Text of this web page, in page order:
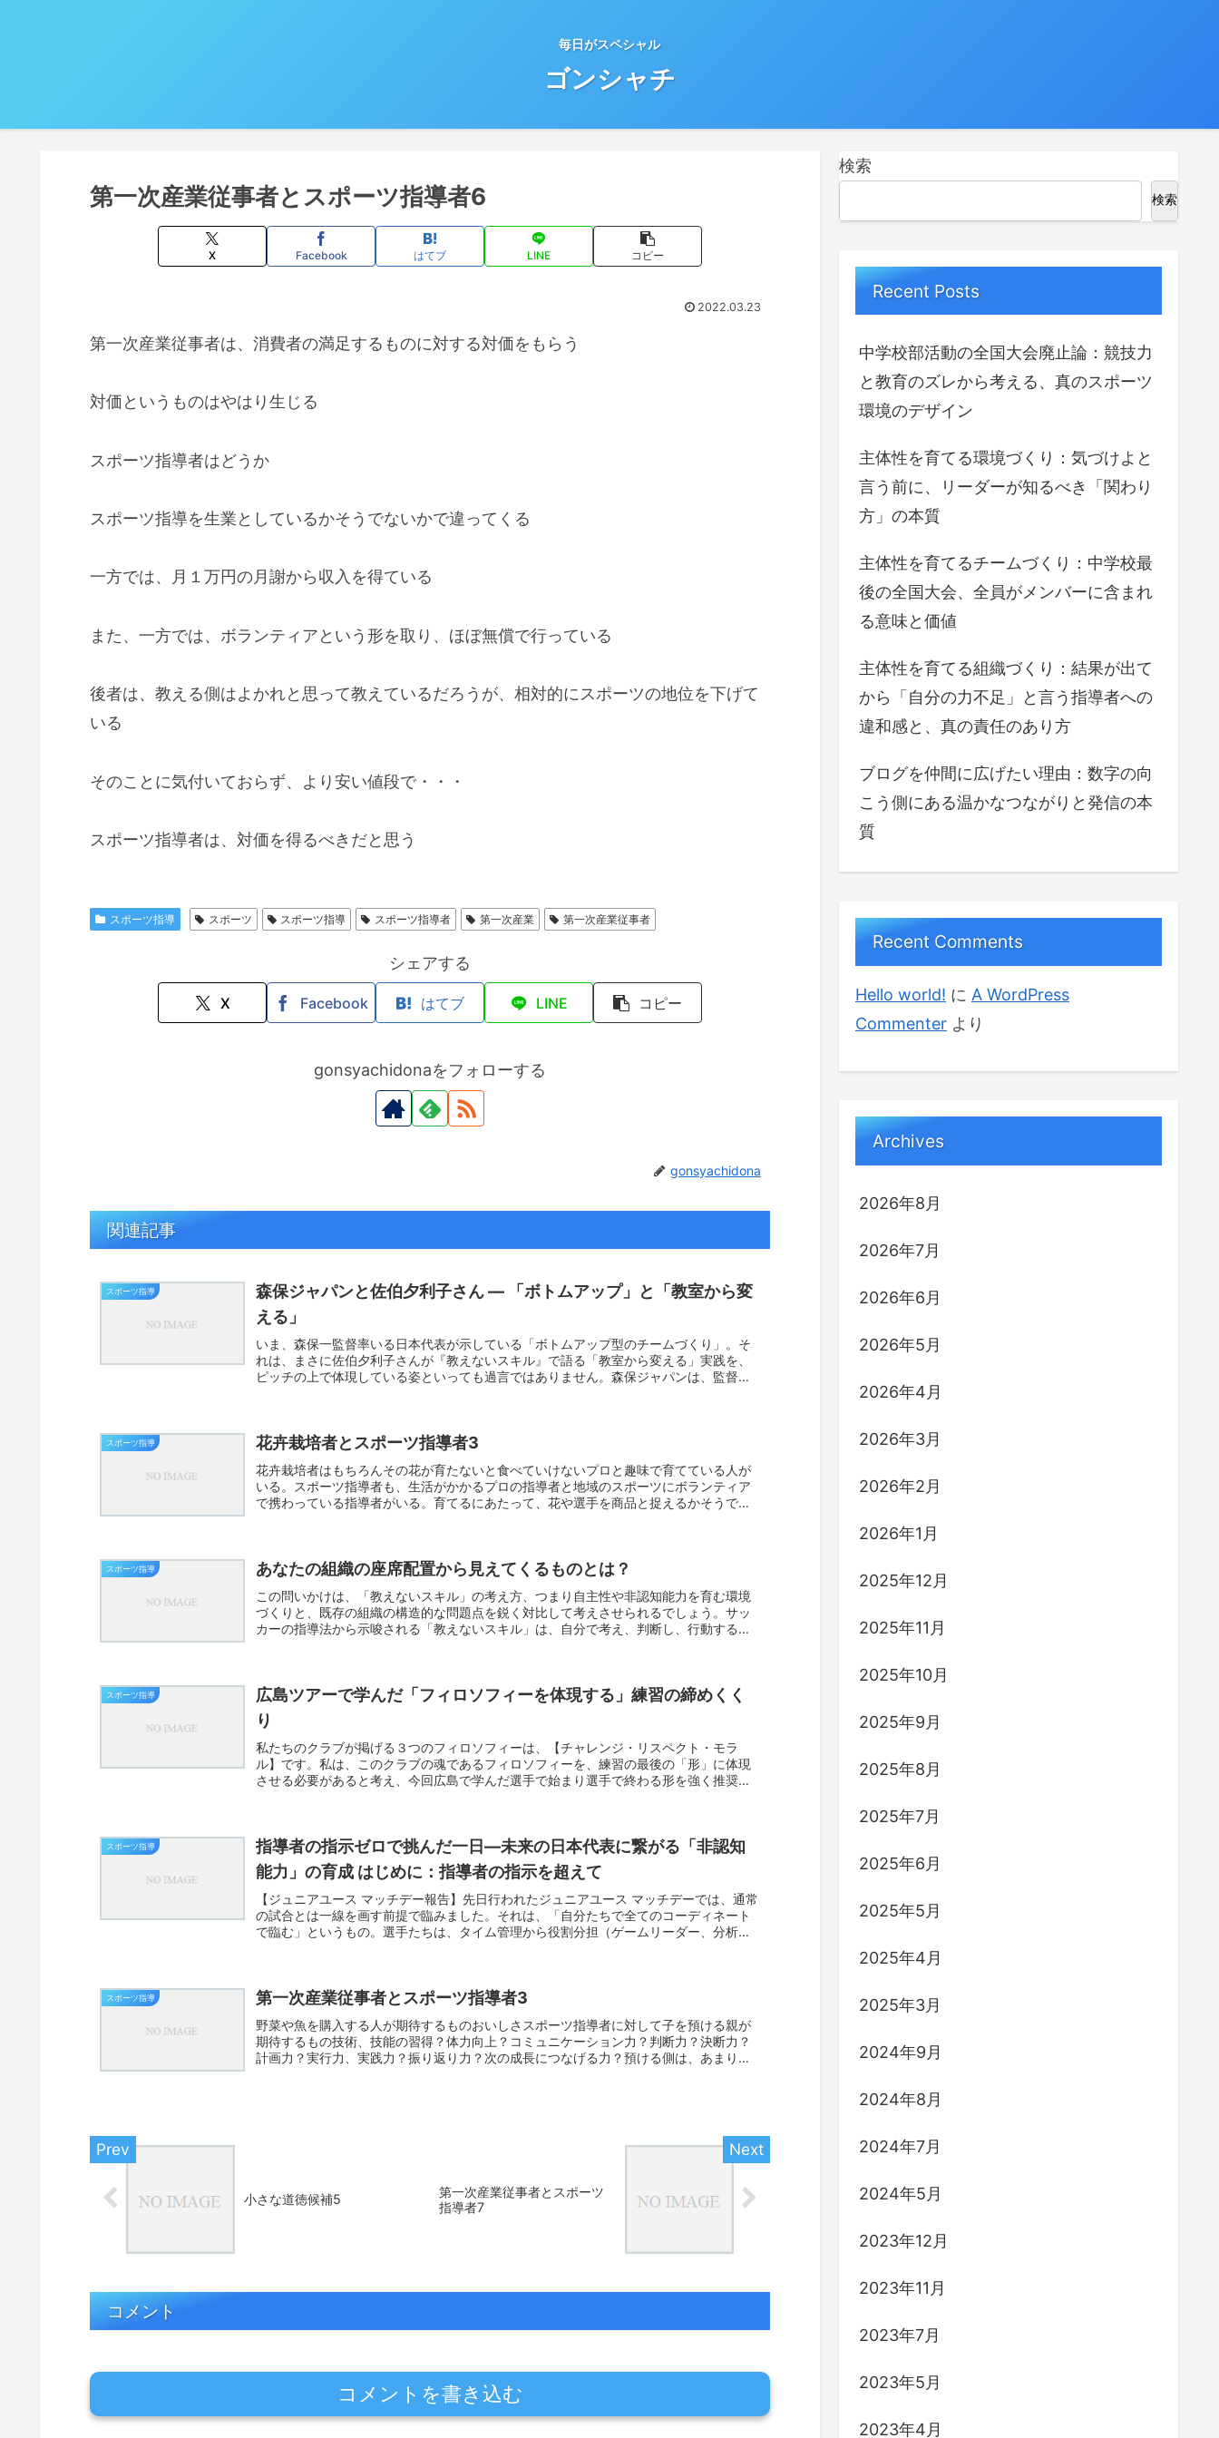
毎日がスペシャル
ゴンシャチ
第一次産業従事者とスポーツ指導者6
X Facebook はてブ LINE コピー
2022.03.23
第一次産業従事者は、消費者の満足するものに対する対価をもらう
対価というものはやはり生じる
スポーツ指導者はどうか
スポーツ指導を生業としているかそうでないかで違ってくる
一方では、月１万円の月謝から収入を得ている
また、一方では、ボランティアという形を取り、ほぼ無償で行っている
後者は、教える側はよかれと思って教えているだろうが、相対的にスポーツの地位を下げて
いる
そのことに気付いておらず、より安い値段で・・・
スポーツ指導者は、対価を得るべきだと思う
スポーツ指導 スポーツ スポーツ指導 スポーツ指導者 第一次産業 第一次産業従事者
シェアする
X Facebook はてブ LINE コピー
gonsyachidonaをフォローする
gonsyachidona
関連記事
スポーツ指導
森保ジャパンと佐伯夕利子さん ― 「ボトムアップ」と「教室から変
える」
いま、森保一監督率いる日本代表が示している「ボトムアップ型のチームづくり」。そ
れは、まさに佐伯夕利子さんが『教えないスキル』で語る「教室から変える」実践を、
ピッチの上で体現している姿といっても過言ではありません。森保ジャパンは、監督が
スポーツ指導 花卉栽培者とスポーツ指導者3
花卉栽培者はもちろんその花が育たないと食べていけないプロと趣味で育てている人が
いる。スポーツ指導者も、生活がかかるプロの指導者と地域のスポーツにボランティア
で携わっている指導者がいる。育てるにあたって、花や選手を商品と捉えるかそうでな
スポーツ指導 あなたの組織の座席配置から見えてくるものとは？
この問いかけは、「教えないスキル」の考え方、つまり自主性や非認知能力を育む環境
づくりと、既存の組織の構造的な問題点を鋭く対比して考えさせられるでしょう。サッ
カーの指導法から示唆される「教えないスキル」は、自分で考え、判断し、行動する力
スポーツ指導
広島ツアーで学んだ「フィロソフィーを体現する」練習の締めくく
り
私たちのクラブが掲げる３つのフィロソフィーは、【チャレンジ・リスペクト・モラ
ル】です。私は、このクラブの魂であるフィロソフィーを、練習の最後の「形」に体現
させる必要があると考え、今回広島で学んだ選手で始まり選手で終わる形を強く推奨し
スポーツ指導
指導者の指示ゼロで挑んだ一日—未来の日本代表に繋がる「非認知
能力」の育成 はじめに：指導者の指示を超えて
【ジュニアユース マッチデー報告】先日行われたジュニアユース マッチデーでは、通常
の試合とは一線を画す前提で臨みました。それは、「自分たちで全てのコーディネート
で臨む」というもの。選手たちは、タイム管理から役割分担（ゲームリーダー、分析担
スポーツ指導 第一次産業従事者とスポーツ指導者3
野菜や魚を購入する人が期待するものおいしさスポーツ指導者に対して子を預ける親が
期待するもの技術、技能の習得？体力向上？コミュニケーション力？判断力？決断力？
計画力？実行力、実践力？振り返り力？次の成長につなげる力？預ける側は、あまり考
小さな道徳候補5
第一次産業従事者とスポーツ
指導者7
コメント
コメントを書き込む
検索
検索
Recent Posts
中学校部活動の全国大会廃止論：競技力
と教育のズレから考える、真のスポーツ
環境のデザイン
主体性を育てる環境づくり：気づけよと
言う前に、リーダーが知るべき「関わり
方」の本質
主体性を育てるチームづくり：中学校最
後の全国大会、全員がメンバーに含まれ
る意味と価値
主体性を育てる組織づくり：結果が出て
から「自分の力不足」と言う指導者への
違和感と、真の責任のあり方
ブログを仲間に広げたい理由：数字の向
こう側にある温かなつながりと発信の本
質
Recent Comments
Hello world! に A WordPress
Commenter より
Archives
2026年8月
2026年7月
2026年6月
2026年5月
2026年4月
2026年3月
2026年2月
2026年1月
2025年12月
2025年11月
2025年10月
2025年9月
2025年8月
2025年7月
2025年6月
2025年5月
2025年4月
2025年3月
2024年9月
2024年8月
2024年7月
2024年5月
2023年12月
2023年11月
2023年7月
2023年5月
2023年4月